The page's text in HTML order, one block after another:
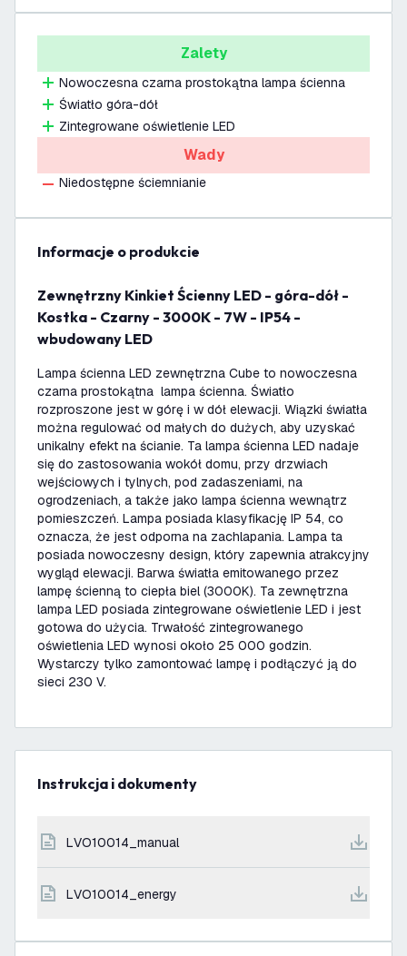
Zalety
Nowoczesna czarna prostokątna lampa ścienna
Światło góra-dół
Zintegrowane oświetlenie LED
Wady
Niedostępne ściemnianie
informacje o produkcie
Zewnętrzny Kinkiet Ścienny LED - góra-dół -
Kostka - Czarny - 3000K - 7W - IP54 -
wbudowany LED
Lampa ścienna LED zewnętrzna Cube to nowoczesna
czarna prostokątna lampa ścienna. Światło
rozproszone jest w górę i w dół elewacji. Wiązki światła
można regulować od małych do dużych, aby uzyskać
unikalny efekt na ścianie. Ta lampa ścienna LED nadaje
się do zastosowania wokół domu, przy drzwiach
wejściowych i tylnych, pod zadaszeniami, na
ogrodzeniach, a także jako lampa ścienna wewnątrz
pomieszczeń. Lampa posiada klasyfikację IP 54, co
oznacza, że jest odporna na zachlapania. Lampa ta
posiada nowoczesny design, który zapewnia atrakcyjny
wygląd elewacji. Barwa światła emitowanego przez
lampę ścienną to ciepła biel (3000K). Ta zewnętrzna
lampa LED posiada zintegrowane oświetlenie LED i jest
gotowa do użycia. Trwałość zintegrowanego
oświetlenia LED wynosi około 25 000 godzin.
Wystarczy tylko zamontować lampę i podłączyć ją do
sieci 230 V.
Instrukcja i dokumenty
LVO10014_manual
LVO10014_energy